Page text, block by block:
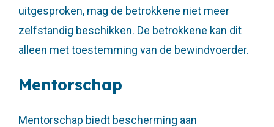
uitgesproken, mag de betrokkene niet meer
zelfstandig beschikken. De betrokkene kan dit
alleen met toestemming van de bewindvoerder.
Mentorschap
Mentorschap biedt bescherming aan